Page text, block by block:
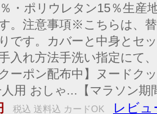
・ポリウレタン15％生産
。注意事項※こちらは、
です。カバーと中身とセ
入れ方法手洗い指定にて
ーポン配布中】ヌードク
人用 おしゃ...【マラソン
税込 送料込 カードOK
レビュ